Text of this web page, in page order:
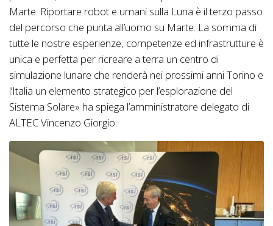
Marte. Riportare robot e umani sulla Luna è il terzo passo
del percorso che punta all’uomo su Marte. La somma di
tutte le nostre esperienze, competenze ed infrastrutture è
unica e perfetta per ricreare a terra un centro di
simulazione lunare che renderà nei prossimi anni Torino e
l’Italia un elemento strategico per l’esplorazione del
Sistema Solare» ha spiega l’amministratore delegato di
ALTEC Vincenzo Giorgio.